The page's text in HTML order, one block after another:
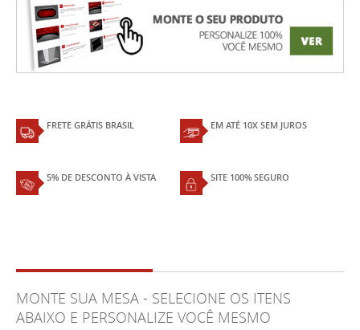
FRETE GRÁTIS BRASIL EM ATÉ 10X SEM JUROS
5% DE DESCONTO À VISTA SITE 100% SEGURO
MONTE SUA MESA - SELECIONE OS ITENS
ABAIXO E PERSONALIZE VOCÊ MESMO